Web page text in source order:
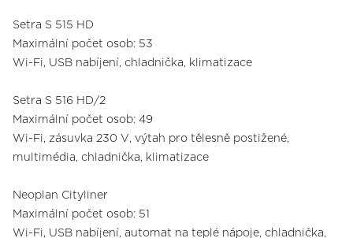
Setra S 515 HD
Maximální počet osob: 53
Wi-Fi, USB nabíjení, chladnička, klimatizace
Setra S 516 HD/2
Maximální počet osob: 49
Wi-Fi, zásuvka 230 V, výtah pro tělesně postižené,
multimédia, chladnička, klimatizace
Neoplan Cityliner
Maximální počet osob: 51
Wi-Fi, USB nabíjení, automat na teplé nápoje, chladnička,